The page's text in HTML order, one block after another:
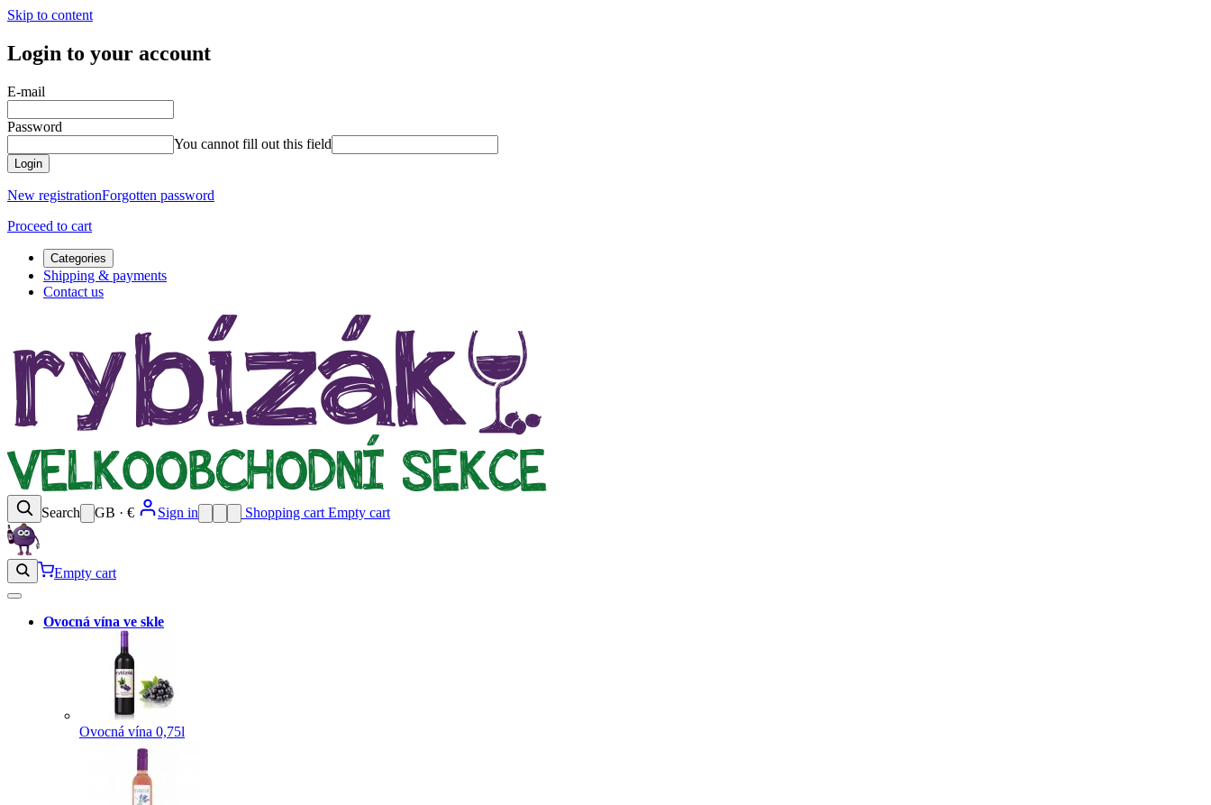
Skip to content
Login to your account
E-mail
Password
You cannot fill out this field
Login
New registrationForgotten password
Proceed to cart
Categories
Shipping & payments
Contact us
Search GB · € Sign in Shopping cart Empty cart
Empty cart
Ovocná vína ve skle
Ovocná vína 0,75l